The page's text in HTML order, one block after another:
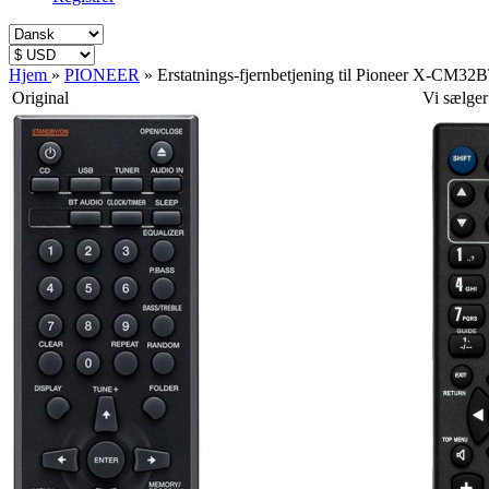
Hjem » PIONEER » Erstatnings-fjernbetjening til Pioneer X-
Original
Vi sælger